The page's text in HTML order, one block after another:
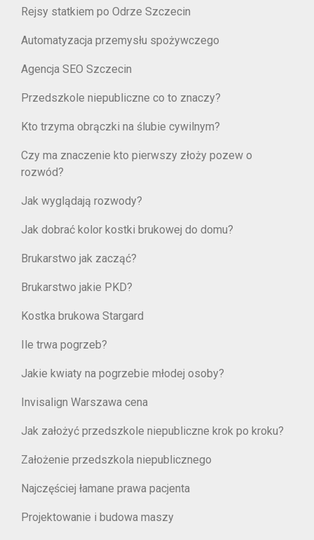
Rejsy statkiem po Odrze Szczecin
Automatyzacja przemysłu spożywczego
Agencja SEO Szczecin
Przedszkole niepubliczne co to znaczy?
Kto trzyma obrączki na ślubie cywilnym?
Czy ma znaczenie kto pierwszy złoży pozew o
rozwód?
Jak wyglądają rozwody?
Jak dobrać kolor kostki brukowej do domu?
Brukarstwo jak zacząć?
Brukarstwo jakie PKD?
Kostka brukowa Stargard
Ile trwa pogrzeb?
Jakie kwiaty na pogrzebie młodej osoby?
Invisalign Warszawa cena
Jak założyć przedszkole niepubliczne krok po kroku?
Założenie przedszkola niepublicznego
Najczęściej łamane prawa pacjenta
Projektowanie i budowa maszy